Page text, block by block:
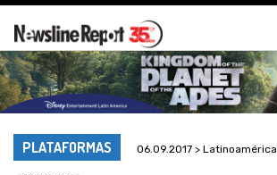
PLATAFORMAS 06.09.2017 > Latinoamérica